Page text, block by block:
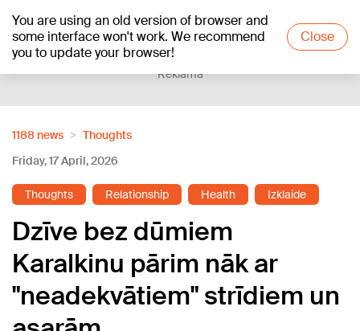
You are using an old version of browser and
some interface won't work. We recommend
you to update your browser!
Close
+18°C
Reklāma
1188 news
Thoughts
Friday, 17 April, 2026
Thoughts Relationship Health Izklaide
Dzīve bez dūmiem
Karalkinu pārim nāk ar
"neadekvātiem" strīdiem un